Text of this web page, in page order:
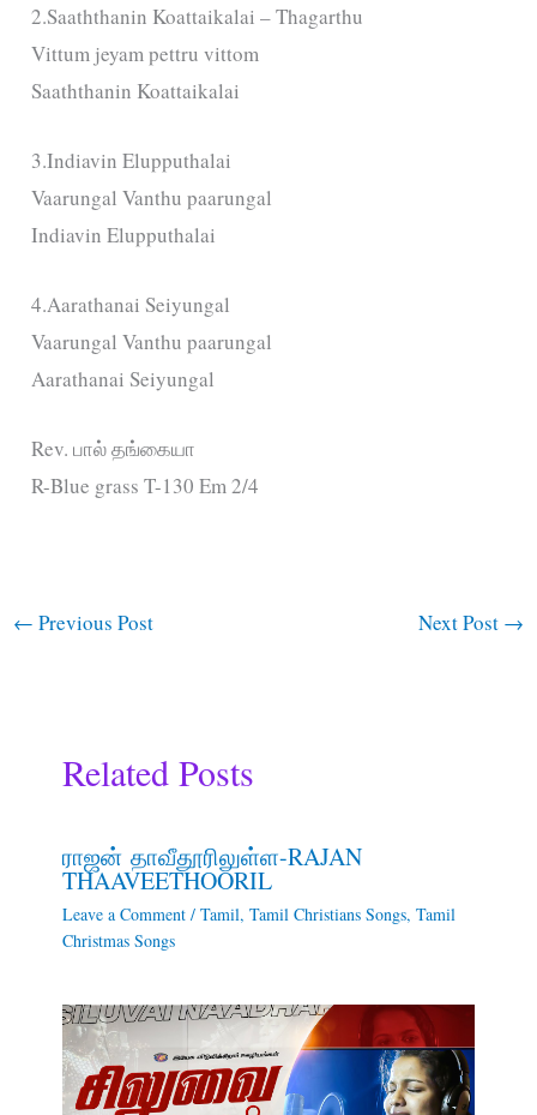
2.Saaththanin Koattaikalai – Thagarthu
Vittum jeyam pettru vittom
Saaththanin Koattaikalai
3.Indiavin Elupputhalai
Vaarungal Vanthu paarungal
Indiavin Elupputhalai
4.Aarathanai Seiyungal
Vaarungal Vanthu paarungal
Aarathanai Seiyungal
Rev. பால் தங்கையா
R-Blue grass T-130 Em 2/4
← Previous Post Next Post →
Related Posts
ராஜன் தாவீதூரிலுள்ள-RAJAN
THAAVEETHOORIL
Leave a Comment / Tamil, Tamil Christians Songs, Tamil
Christmas Songs